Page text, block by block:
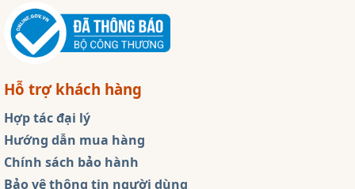
Hỗ trợ khách hàng
Hợp tác đại lý
Hướng dẫn mua hàng
Chính sách bảo hành
Bảo vệ thông tin người dùng